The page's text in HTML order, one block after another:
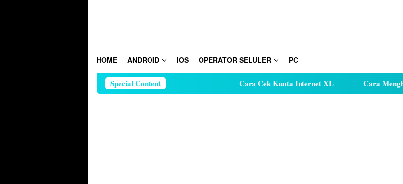
HOME ANDROID IOS OPERATOR SELULER PC
Special Content Cara Cek Kuota Internet XL Cara